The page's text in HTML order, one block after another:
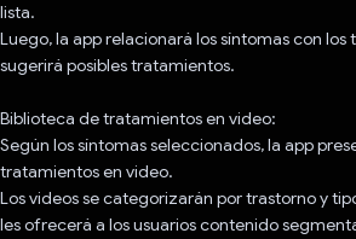
lista.
Luego, la app relacionará los síntomas con los
sugerirá posibles tratamientos.
Biblioteca de tratamientos en video:
Según los síntomas seleccionados, la app
tratamientos en video.
Los videos se categorizarán por trastorno y
les ofrecerá a los usuarios contenido